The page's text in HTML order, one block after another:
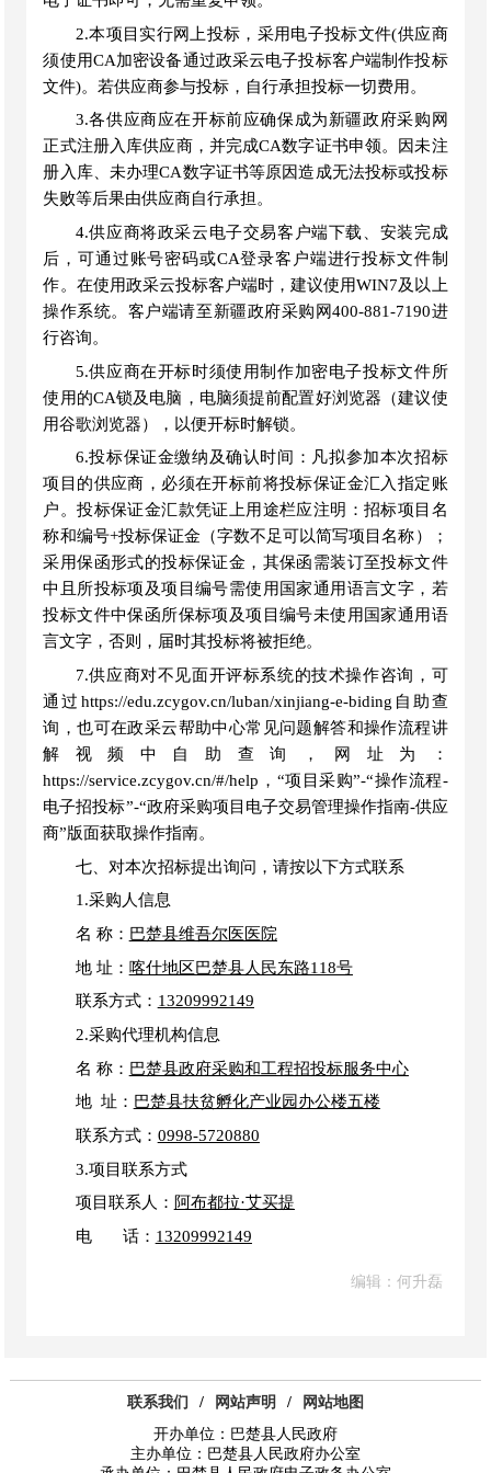
2.本项目实行网上投标，采用电子投标文件(供应商
须使用CA加密设备通过政采云电子投标客户端制作投标
文件)。若供应商参与投标，自行承担投标一切费用。
3.各供应商应在开标前应确保成为新疆政府采购网
正式注册入库供应商，并完成CA数字证书申领。因未注
册入库、未办理CA数字证书等原因造成无法投标或投标
失败等后果由供应商自行承担。
4.供应商将政采云电子交易客户端下载、安装完成
后，可通过账号密码或CA登录客户端进行投标文件制
作。在使用政采云投标客户端时，建议使用WIN7及以上
操作系统。客户端请至新疆政府采购网400-881-7190进
行咨询。
5.供应商在开标时须使用制作加密电子投标文件所
使用的CA锁及电脑，电脑须提前配置好浏览器（建议使
用谷歌浏览器），以便开标时解锁。
6.投标保证金缴纳及确认时间：凡拟参加本次招标
项目的供应商，必须在开标前将投标保证金汇入指定账
户。投标保证金汇款凭证上用途栏应注明 ： 招标项目名
称和编号+投标保证金 （字数不足可以简写项目名称）
；
采用保函形式的投标保证金，其保函需装订至投标文件
中且所投标项及项目编号需使用国家通用语言文字，若
投标文件中保函所保标项及项目编号未使用国家通用语
言文字，否则，届时其投标将被拒绝。
7.供应商对不见面开评标系统的技术操作咨询，可
通过 https://edu.zcygov.cn/luban/xinjiang-e-biding 自助查
询，也可在政采云帮助中心常见问题解答和操作流程讲
解视频中自助查询，网址为：
https://service.zcygov.cn/#/help ， “项目采购”-“操作流程-
电子招投标”-“政府采购项目电子交易管理操作指南-供应
商”版面获取操作指南。
七、对本次招标提出询问，请按以下方式联系
1.采购人信息
名 称： 巴楚县维吾尔医医院
地 址： 喀什地区巴楚县人民东路118号
联系方式： 13209992149
2.采购代理机构信息
名 称： 巴楚县政府采购和工程招投标服务中心
地 址： 巴楚县扶贫孵化产业园办公楼五楼
联系方式： 0998-5720880
3.项目联系方式
项目联系人： 阿布都拉·艾买提
电
话： 13209992149
编辑：何升磊
联系我们 / 网站声明 /
网站地图
开办单位：巴楚县人民政府
主办单位：巴楚县人民政府办公室